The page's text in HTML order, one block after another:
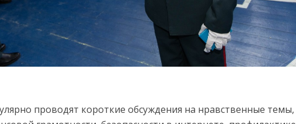
проводят короткие обсуждения на нравственные темы,